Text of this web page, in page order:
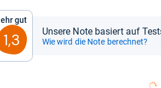
Sehr gut
1,3 Unsere Note basiert auf
Wie wird die Note berechnet?